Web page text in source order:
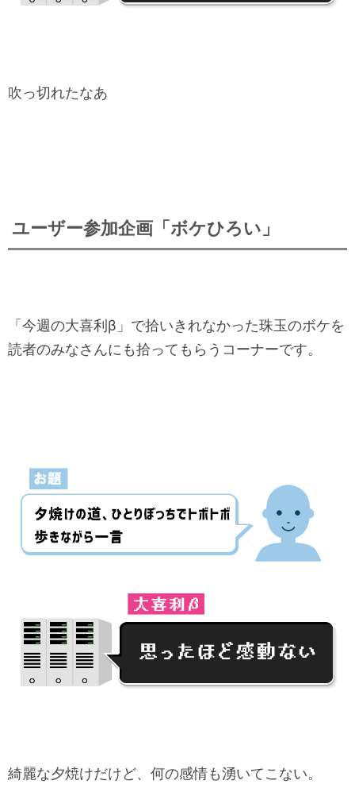
吹っ切れたなあ
ユーザー参加企画「ボケひろい」
「今週の大喜利β」で拾いきれなかった珠玉のボケを
読者のみなさんにも拾ってもらうコーナーです。
綺麗な夕焼けだけど、何の感情も湧いてこない。